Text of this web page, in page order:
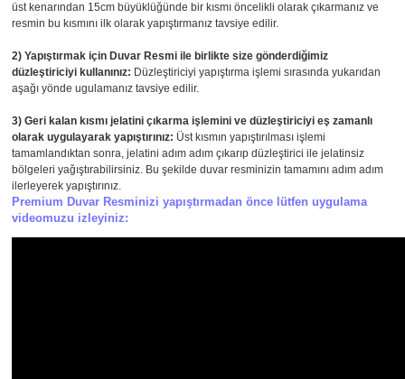
üst kenarından 15cm büyüklüğünde bir kısmı öncelikli olarak çıkarmanız ve
resmin bu kısmını ilk olarak yapıştırmanız tavsiye edilir.
2) Yapıştırmak için Duvar Resmi ile birlikte size gönderdiğimiz
düzleştiriciyi kullanınız: Düzleştiriciyi yapıştırma işlemi sırasında yukarıdan
aşağı yönde ugulamanız tavsiye edilir.
3) Geri kalan kısmı jelatini çıkarma işlemini ve düzleştiriciyi eş zamanlı
olarak uygulayarak yapıştırınız: Üst kısmın yapıştırılması işlemi
tamamlandıktan sonra, jelatini adım adım çıkarıp düzleştirici ile jelatinsiz
bölgeleri yağıştırabilirsiniz. Bu şekilde duvar resminizin tamamını adım adım
ilerleyerek yapıştırınız.
Premium Duvar Resminizi yapıştırmadan önce lütfen uygulama
videomuzu izleyiniz: